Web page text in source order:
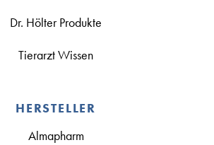
Dr. Hölter Produkte
Tierarzt Wissen
HERSTELLER
Almapharm